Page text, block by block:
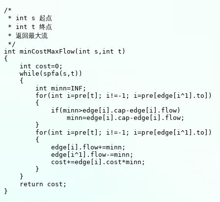
/*
* int s 起点
* int t 终点
* 返回最大流
*/
int minCostMaxFlow(int s,int t)
{
    int cost=0;
    while(spfa(s,t))
    {
        int minn=INF;
        for(int i=pre[t]; i!=-1; i=pre[edge[i^1].to])
        {
            if(minn>edge[i].cap-edge[i].flow)
                minn=edge[i].cap-edge[i].flow;
        }
        for(int i=pre[t]; i!=-1; i=pre[edge[i^1].to])
        {
            edge[i].flow+=minn;
            edge[i^1].flow-=minn;
            cost+=edge[i].cost*minn;
        }
    }
    return cost;
}